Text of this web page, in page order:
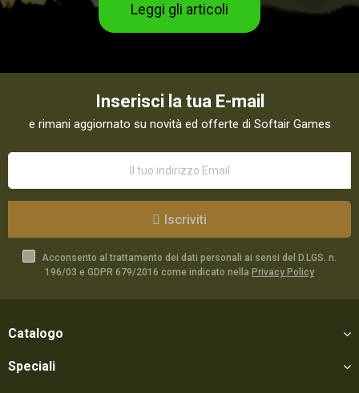
Leggi gli articoli
Inserisci la tua E-mail
e rimani aggiornato su novità ed offerte di Softair Games
Iscriviti
Acconsento al trattamento dei dati personali ai sensi del D.LGS. n.
196/03 e GDPR 679/2016 come indicato nella Privacy Policy
Catalogo
Speciali